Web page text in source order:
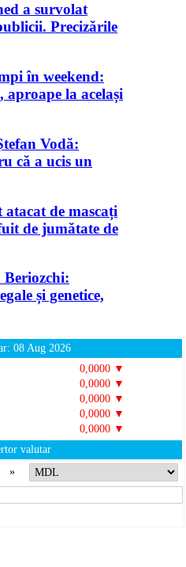
a survolat
Precizările
în weekend:
la același
Vodă:
că a ucis un
de mascați
de jumătate de
Beriozchi:
și genetice,
08 Aug 2026
0,0000 ▼
0,0000 ▼
0,0000 ▼
0,0000 ▼
0,0000 ▼
valutar
»